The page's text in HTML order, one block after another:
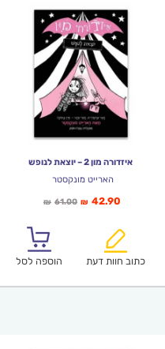
איזדורה מון 2 – יוצאת לנופש
הארייט מונקסטר
₪ 61.00המחיר
₪61.00.
₪ 42.90
הוא:
כתוב חוות דעת
הוספה לסל